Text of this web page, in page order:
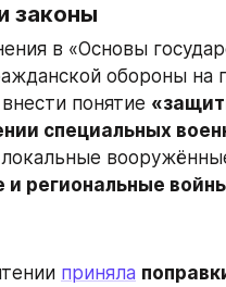
законы
в «Основы
обороны на
понятие
специальных
и региональные
приняла